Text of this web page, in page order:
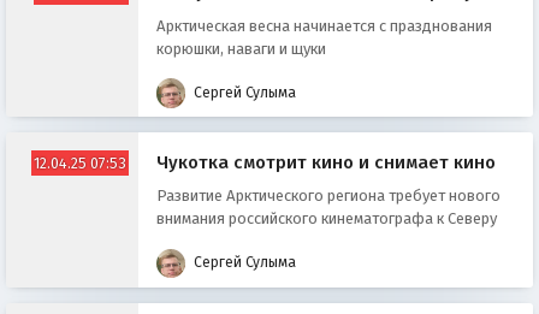
Арктическая весна начинается с празднования
корюшки, наваги и щуки
Сергей Сулыма
12.04.25 07:53 Чукотка смотрит кино и снимает кино
Развитие Арктического региона требует нового
внимания российского кинематографа к Северу
Сергей Сулыма